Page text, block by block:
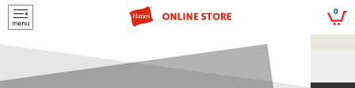
script> 0
5,500円(税込)以上
のご購入で送料を弊社負担で
お届けいたします
メールマガジンの登録で